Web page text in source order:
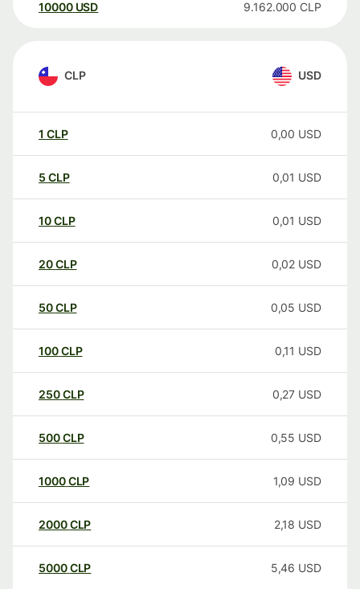
10000 USD 9.162.000 CLP
CLP USD
1 CLP 0,00 USD
5 CLP 0,01 USD
10CLP 0,01 USD
20CLP 0,02 USD
50CLP 0,05 USD
100CLP 0,11 USD
250CLP 0,27 USD
500CLP 0,55 USD
1000CLP 1,09 USD
2000CLP 2,18 USD
5000CLP 5,46 USD